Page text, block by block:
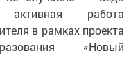
работа
в рамках проекта
«Новый